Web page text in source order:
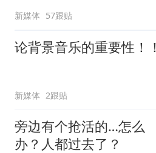
新媒体 57跟贴
论背景音乐的重要性！！
新媒体 2跟贴
旁边有个抢活的…怎么
办？人都过去了？